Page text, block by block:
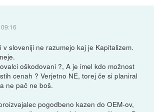
sloveniji ne razumejo kaj je Kapitalizem.
oškodovani ?, A je imel kdo možnost
cenah ? Verjetno NE, torej če si planiral
ne pač ne boš.
pogodbeno kazen do OEM-ov,